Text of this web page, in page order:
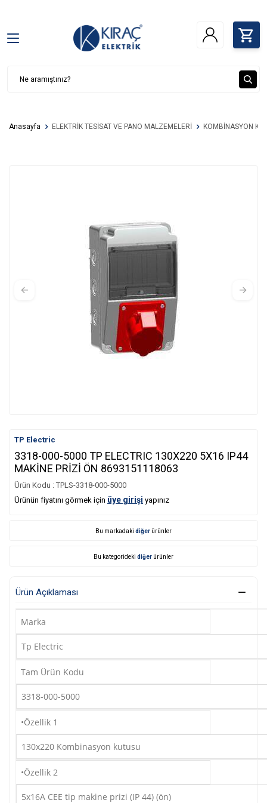
Anasayfa ELEKTRİK TESİSAT VE PANO MALZEMELERİ KOMBİNASYON
TP Electric
3318-000-5000 TP ELECTRIC 130X220 5X16 IP44
MAKİNE PRİZİ ÖN 8693151118063
Ürün Kodu : TPLS-3318-000-5000
Ürünün fiyatını görmek için üye girişi yapınız
Bu markadaki diğer ürünler
Bu kategorideki diğer ürünler
Ürün Açıklaması
Marka
Tp Electric
Tam Ürün Kodu
3318-000-5000
•Özellik 1
130x220 Kombinasyon kutusu
•Özellik 2
5x16A CEE tip makine prizi (IP 44) (ön)